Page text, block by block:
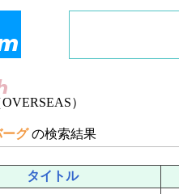
）
ーグの検索結果
タイトル